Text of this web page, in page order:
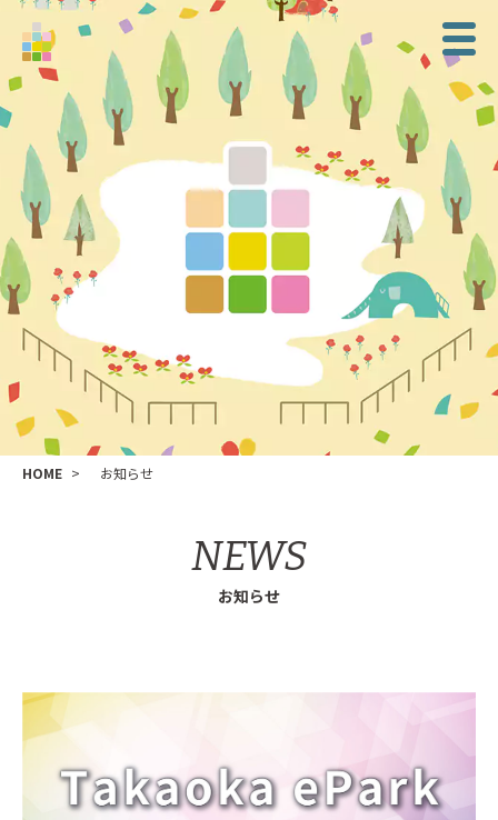
HOME お知らせ
NEWS
お知らせ